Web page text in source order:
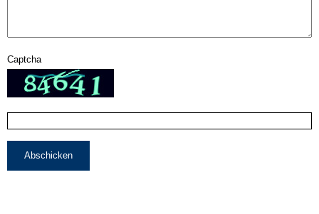
Captcha
Abschicken